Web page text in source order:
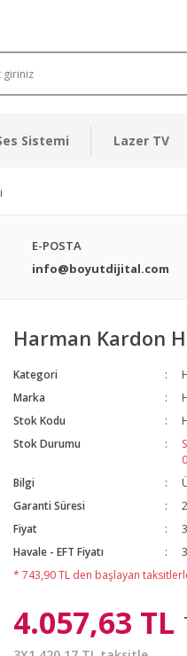
Sistemi Lazer TV
E-POSTA
info@boyutdijital.com
Harman Kardon
Kategori
Marka
Stok Kodu
Stok Durumu
Bilgi
Garanti Süresi
Fiyat
Havale - EFT Fiyatı
* 743,90 TL den başlayan
4.057,63 TL